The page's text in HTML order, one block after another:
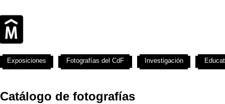
Catálogo de fotografías
Exposiciones Fotografías del CdF Investigación